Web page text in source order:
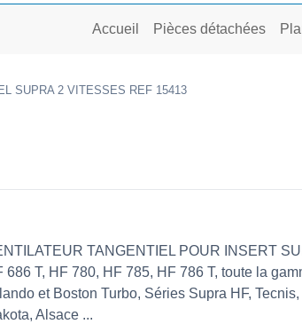
Accueil Pièces détachées
SUPRA 2 VITESSES REF 15413
TANGENTIEL POUR INSERT
686 T, HF 780, HF 785, HF 786 T, toute la
et Boston Turbo, Séries Supra HF,
Alsace ...